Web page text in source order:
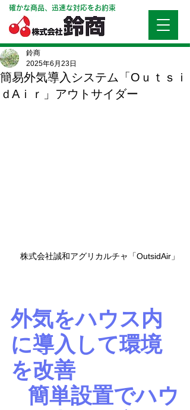
確かな商品、迅速な対応をお約束
簡易外気導入システム「Oｕｔｓｉ
ｄAｉｒ」アウトサイダー
鈴商
2025年6月23日
株式会社誠和アグリカルチャ「OutsidAir」
外気をハウス内
に導入して環境
を改善
簡単設置でハウ